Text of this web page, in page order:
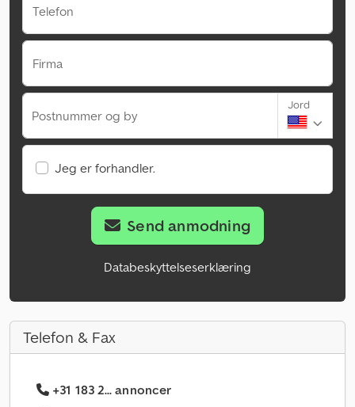
Telefon
Firma
Postnummer og by
Jord
Jeg er forhandler.
Send anmodning
Databeskyttelseserklæring
Telefon & Fax
+31 183 2... annoncer